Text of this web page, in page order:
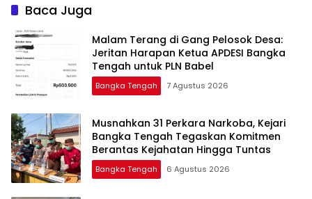
Baca Juga
Malam Terang di Gang Pelosok Desa:
Jeritan Harapan Ketua APDESI Bangka
Tengah untuk PLN Babel
Bangka Tengah 7 Agustus 2026
Musnahkan 31 Perkara Narkoba, Kejari
Bangka Tengah Tegaskan Komitmen
Berantas Kejahatan Hingga Tuntas
Bangka Tengah 6 Agustus 2026